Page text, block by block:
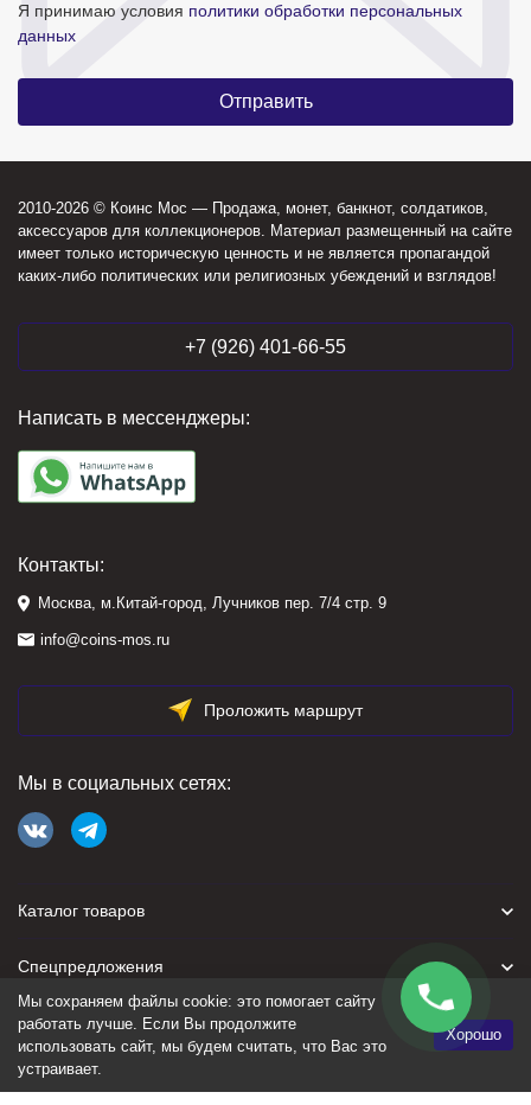
Я принимаю условия политики обработки персональных
данных
2010-2026 © Коинс Мос — Продажа, монет, банкнот, солдатиков,
аксессуаров для коллекционеров. Материал размещенный на сайте
имеет только историческую ценность и не является пропагандой
каких-либо политических или религиозных убеждений и взглядов!
+7 (926) 401-66-55
Написать в мессенджеры:
Контакты:
Москва, м.Китай-город, Лучников пер. 7/4 стр. 9
info@coins-mos.ru
Проложить маршрут
Мы в социальных сетях:
Каталог товаров
Спецпредложения
Для покупателя
Политика персональных данных
Мы сохраняем файлы cookie: это помогает сайту
работать лучше. Если Вы продолжите
использовать сайт, мы будем считать, что Вас это
устраивает.
Хорошо